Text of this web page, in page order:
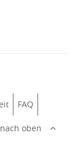
FAQ
oben